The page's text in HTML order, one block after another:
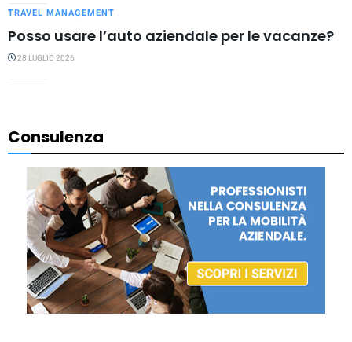
TRAVEL MANAGEMENT
Posso usare l’auto aziendale per le vacanze?
28 LUGLIO 2026
Consulenza